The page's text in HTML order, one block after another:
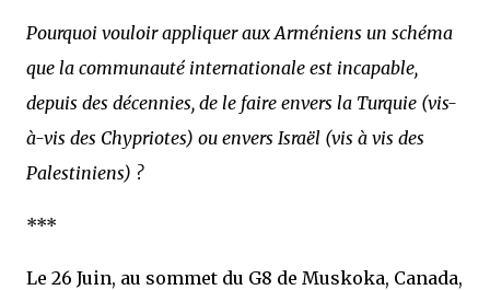
Pourquoi vouloir appliquer aux Arméniens un schéma
que la communauté internationale est incapable,
depuis des décennies, de le faire envers la Turquie (vis-
à-vis des Chypriotes) ou envers Israël (vis à vis des
Palestiniens) ?
***
Le 26 Juin, au sommet du G8 de Muskoka, Canada,